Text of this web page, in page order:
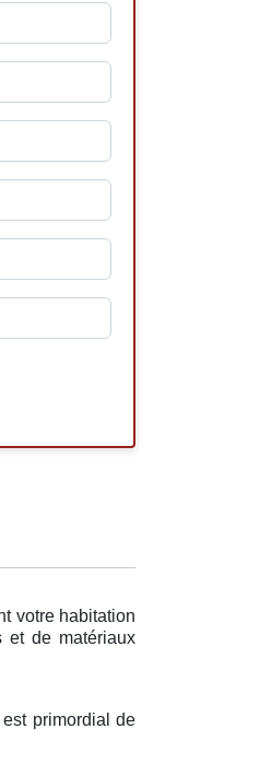
votre habitation
et de matériaux
primordial de